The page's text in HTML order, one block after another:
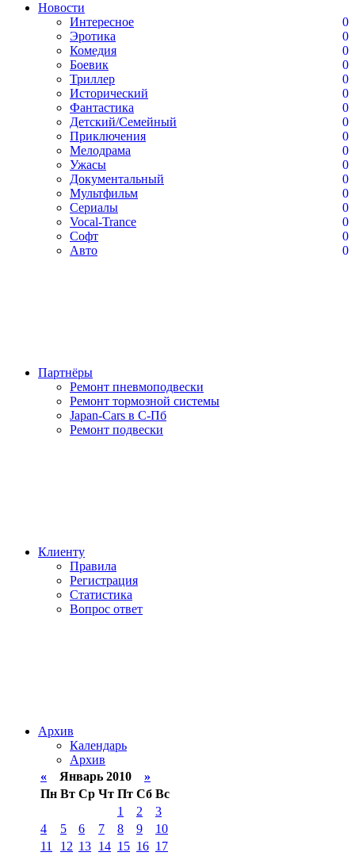
Новости
Интересное
0
Эротика
0
Комедия
0
Боевик
0
Триллер
0
Исторический
0
Фантастика
0
Детский/Семейный
0
Приключения
0
Мелодрама
0
Ужасы
0
Документальный
0
Мультфильм
0
Сериалы
0
Vocal-Trance
0
Софт
0
Авто
0
Партнёры
Ремонт пневмоподвески
Ремонт тормозной системы
Japan-Cars в С-Пб
Ремонт подвески
Клиенту
Правила
Регистрация
Статистика
Вопрос ответ
Архив
Календарь
Архив
« Январь 2010 »
Пн Вт Ср Чт Пт Сб Вс
1
2
3
4
5 6 7 8 9
10
11
12 13 14 15 16 17